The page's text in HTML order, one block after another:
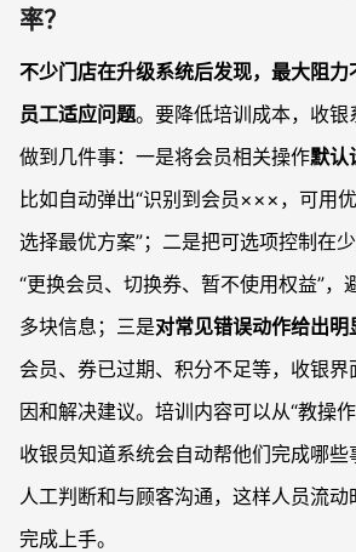
率？
不少门店在升级系统后发现，最大阻
员工适应问题。要降低培训成本，收
做到几件事：一是将会员相关操作默认
比如自动弹出“识别到会员×××，可用
选择最优方案”；二是把可选项控制在
“更换会员、切换券、暂不使用权益”，
多块信息；三是对常见错误动作给出明
会员、券已过期、积分不足等，收银
因和解决建议。培训内容可以从“教操
收银员知道系统会自动帮他们完成哪
人工判断和与顾客沟通，这样人员流
完成上手。